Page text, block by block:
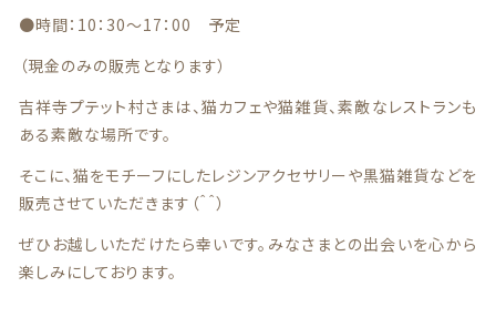
●時間：10：30～17：00 予定
（現金のみの販売となります）
吉祥寺プテット村さまは、猫カフェや猫雑貨、素敵なレストランも
ある素敵な場所です。
そこに、猫をモチーフにしたレジンアクセサリーや黒猫雑貨などを
販売させていただきます（＾＾）
ぜひお越しいただけたら幸いです。みなさまとの出会いを心から
楽しみにしております。
秋
ネックレス ノンホールピアス
ブレスレット